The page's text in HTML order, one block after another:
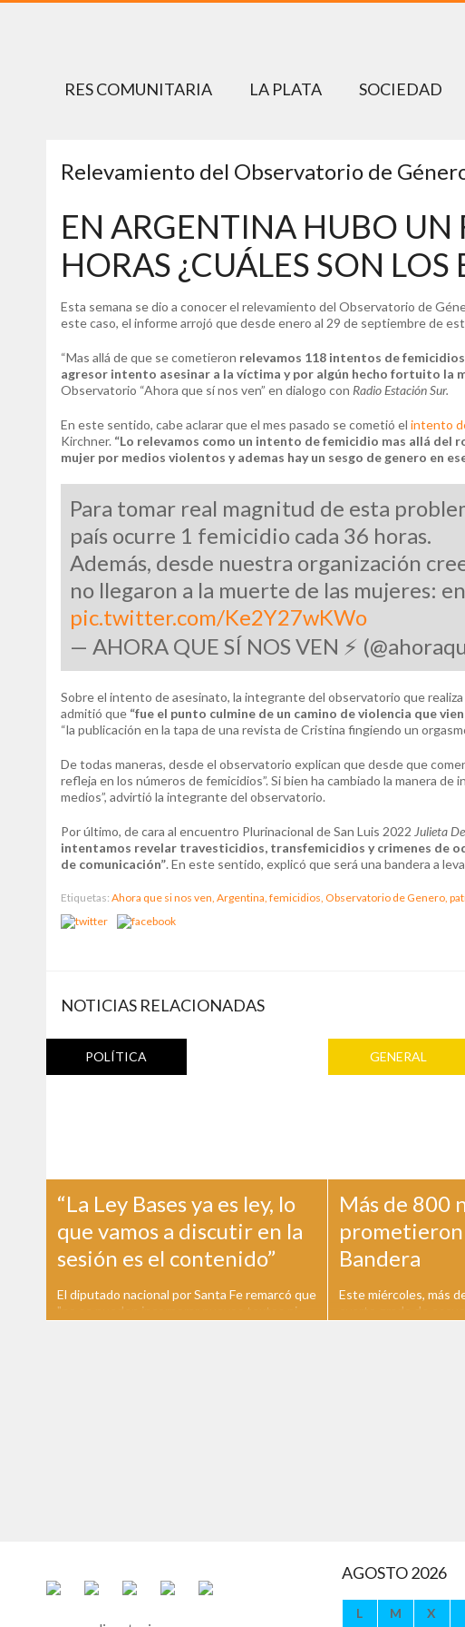
RES COMUNITARIA LA PLATA SOCIEDAD
Relevamiento del Observatorio de
EN ARGENTINA HUBO
HORAS ¿CUÁLES SON
Esta semana se dio a conocer el relevamiento del Observatorio de
este caso, el informe arrojó que desde enero al 29 de septiembre de
“Mas allá de que se cometieron relevamos 118 intentos de
agresor intento asesinar a la víctima y por algún hecho fortuito la
Observatorio “Ahora que sí nos ven” en dialogo con Radio Estación Sur.
En este sentido, cabe aclarar que el mes pasado se cometió el intento
Kirchner. “Lo relevamos como un intento de femicidio mas allá
mujer por medios violentos y ademas hay un sesgo de genero en
Para tomar real magnitud de esta
país ocurre 1 femicidio cada 36 horas.
Además, desde nuestra organización
no llegaron a la muerte de las mujeres:
pic.twitter.com/Ke2Y27wKWo
— AHORA QUE SÍ NOS VEN ⚡️
Sobre el intento de asesinato, la integrante del observatorio que
admitió que “fue el punto culmine de un camino de violencia que
“la publicación en la tapa de una revista de Cristina fingiendo un
De todas maneras, desde el observatorio explican que desde que
refleja en los números de femicidios”. Si bien ha cambiado la manera
medios”, advirtió la integrante del observatorio.
Por último, de cara al encuentro Plurinacional de San Luis 2022 Julieta
intentamos revelar travesticidios, transfemicidios y crimenes de
de comunicación”. En este sentido, explicó que será una bandera a
Etiquetas: Ahora que si nos ven, Argentina, femicidios, Observatorio de Genero,
NOTICIAS RELACIONADAS
POLÍTICA
“La Ley Bases ya es ley, lo
que vamos a discutir en la
sesión es el contenido”
El diputado nacional por Santa Fe remarcó que
"no se pueden incorporar nuevos textos ni
GENERAL
Más de 800
prometieron
Bandera
Este miércoles, más
cuarto grado de
AGOSTO 2026
L M X